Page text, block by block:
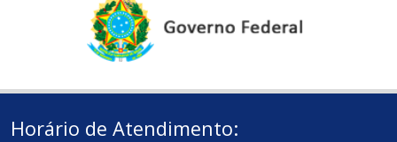
Horário de Atendimento: